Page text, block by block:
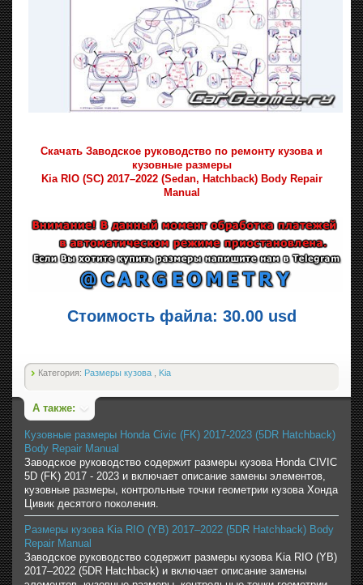
Скачать Заводское руководство по ремонту кузова и
кузовные размеры
Kia RIO (SC) 2017–2022 (Sedan, Hatchback) Body Repair
Manual
Стоимость файла: 30.00 usd
Категория: Размеры кузова Kia
А также:
Кузовные размеры Honda Civic (FK) 2017-2023 (5DR Hatchback)
Body Repair Manual
Заводское руководство содержит размеры кузова Honda CIVIC
5D (FK) 2017 - 2023 и включает описание замены элементов,
кузовные размеры, контрольные точки геометрии кузова Хонда
Цивик десятого поколения.
Размеры кузова Kia RIO (YB) 2017–2022 (5DR Hatchback) Body
Repair Manual
Заводское руководство содержит размеры кузова Kia RIO (YB)
2017–2022 (5DR Hatchback) и включает описание замены